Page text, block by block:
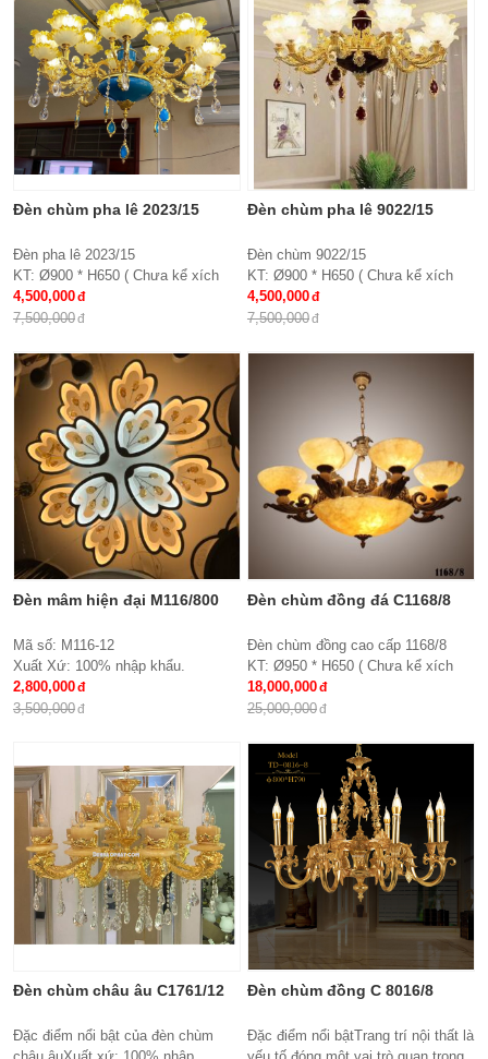
Đèn chùm pha lê 2023/15
Đèn pha lê 2023/15
KT: Ø900 * H650 ( Chưa kể xích
treo )
Bóng đèn: E27*15
tinh đính hạt pha lê
Bảo hành: 2 năm
4,500,000
7,500,000
Đèn chùm pha lê 9022/15
Đèn chùm 9022/15
KT: Ø900 * H650 ( Chưa kể xích
treo )
Chất liệu: Hợp kim, chao thủy tinh,
Bóng đèn: E27*15
Bảo hành: 2 năm
4,500,000
7,500,000
Đèn mâm hiện đại M116/800
Mã số: M116-12
Xuất Xứ: 100% nhập khẩu.
Thiết kế: Đèn mâm Led tròn
Kích thước: Ø800x H 150 mm
Điều khiển từ xa: Đi kèm nhiều chế
độ
Ứng dụng: Hiệu Quả Cho Phòng
Khách, chung cư, nhà riêng, văn
phòng …
2,800,000
3,500,000
Đèn chùm đồng đá C1168/8
Đèn chùm đồng cao cấp 1168/8
KT: Ø950 * H650 ( Chưa kể xích
treo )
Bóng đèn: E27*8
18,000,000
25,000,000
Đèn chùm châu âu C1761/12
Đặc điểm nổi bật của đèn chùm
Đèn chùm đồng C 8016/8
Đặc điểm nổi bậtTrang trí nội thất là